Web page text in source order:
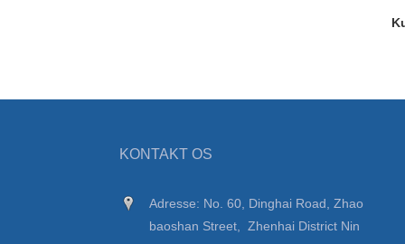
KONTAKT OS
Adresse: No. 60, Dinghai Road, Zhao
baoshan Street, Zhenhai District Nin